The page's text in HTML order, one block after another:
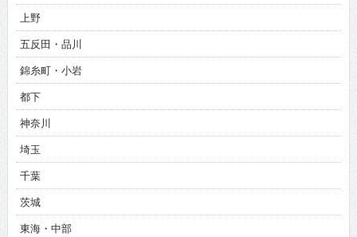
上野
五反田・品川
錦糸町・小岩
都下
神奈川
埼玉
千葉
茨城
東海・中部